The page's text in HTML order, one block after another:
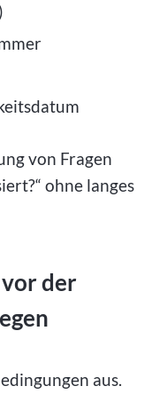
von Fragen
ohne langes
der
aus.